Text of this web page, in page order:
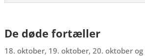
De døde fortæller
18. oktober, 19. oktober, 20. oktober